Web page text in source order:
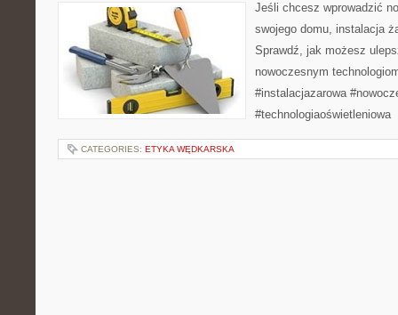
Jeśli chcesz wprowadzić
swojego domu, instalacja
Sprawdź, jak możesz
nowoczesnym
#instalacjazarowa
#technologiaoświetleniowa
CATEGORIES: ETYKA WĘDKARSKA